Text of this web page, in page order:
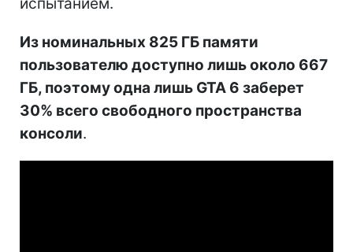
Из номинальных 825 ГБ памяти
пользователю доступно лишь около 667
ГБ, поэтому одна лишь GTA 6 заберет
30% всего свободного пространства
консоли.